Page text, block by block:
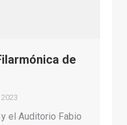
de
el Auditorio Fabio